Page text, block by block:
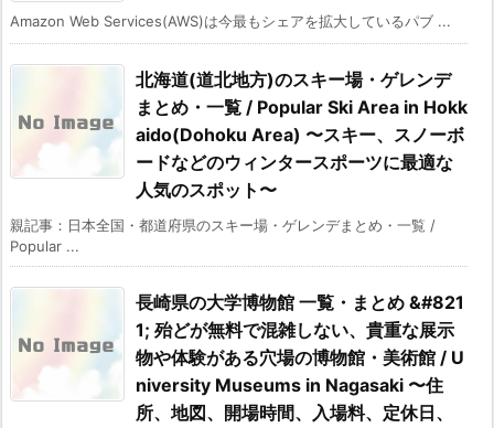
Amazon Web Services(AWS)は今最もシェアを拡大しているパブ ...
北海道(道北地方)のスキー場・ゲレンデ
まとめ・一覧 / Popular Ski Area in Hokk
aido(Dohoku Area) 〜スキー、スノーボ
ードなどのウィンタースポーツに最適な
人気のスポット〜
親記事：日本全国・都道府県のスキー場・ゲレンデまとめ・一覧 /
Popular ...
長崎県の大学博物館 一覧・まとめ &#821
1; 殆どが無料で混雑しない、貴重な展示
物や体験がある穴場の博物館・美術館 / U
niversity Museums in Nagasaki 〜住
所、地図、開場時間、入場料、定休日、